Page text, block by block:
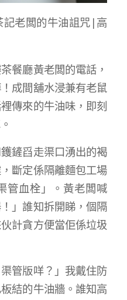
記老闆的牛油詛咒|高
餐廳黃老闆的電話，
成間舖水浸兼有老鼠
傳來的牛油味，即刻
鏟舀走渠口湧出的褐
斷定係隔離麵包工場
管血栓」。黃老闆喊
」誰知拆開睇，個隔
計貪方便當佢係垃圾
管版咩？」我戴住防
結的牛油牆。誰知高